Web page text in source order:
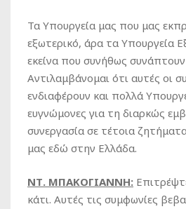
Τα Υπουργεία μας που μας
εξωτερικό, άρα τα Υπουργεία
εκείνα που συνήθως
Αντιλαμβάνομαι ότι αυτές οι
ενδιαφέρουν και πολλά
ευγνώμονες για τη διαρκώς
συνεργασία σε τέτοια
μας εδώ στην Ελλάδα.
ΝΤ. ΜΠΑΚΟΓΙΑΝΝΗ:
κάτι. Αυτές τις συμφωνίες